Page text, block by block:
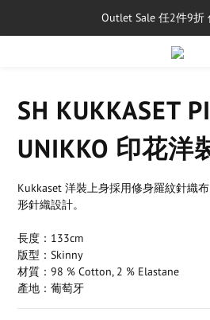
單筆消費滿$5,000
Outlet Sale 任2件9折
8/1~8/31，新品與經典商品滿
SH KUKKASET
UNIKKO 印花洋
Kukkaset 洋裝上身採用修身羅紋針織
形針織設計。
長度：133cm
版型：Skinny
材質：98 % Cotton, 2 % Elastane
產地：葡萄牙